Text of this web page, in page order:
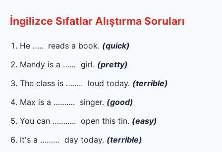
İngilizce Sıfatlar Alıştırma Soruları
He ….. reads a book. (quick)
Mandy is a …… girl. (pretty)
The class is …….. loud today. (terrible)
Max is a ………. singer. (good)
You can ……….. open this tin. (easy)
It's a ……… day today. (terrible)